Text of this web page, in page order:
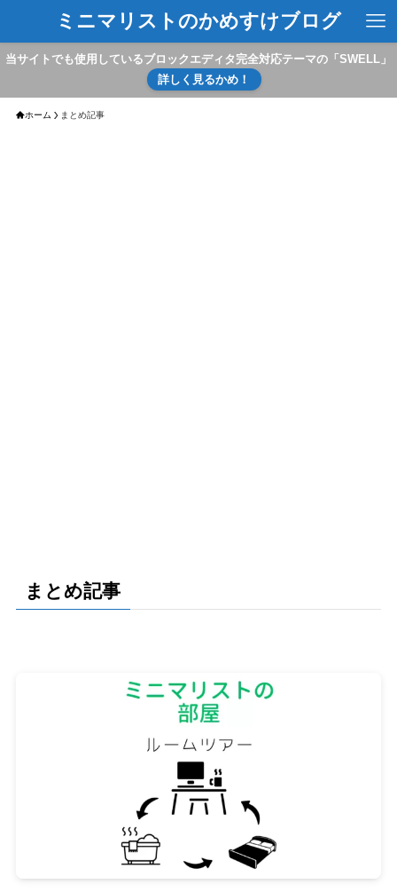
ミニマリストのかめすけブログ
当サイトでも使用しているブロックエディタ完全対応テーマの「SWELL」
詳しく見るかめ！
ホーム まとめ記事
まとめ記事